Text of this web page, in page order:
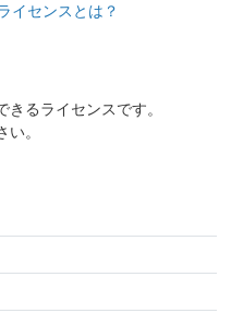
イセンスとは？
るライセンスです。
。